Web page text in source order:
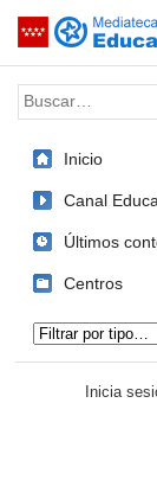
Saltar navegación
Palabra o frase:
Inicio
Canal
Últimos
Centros
Inicia